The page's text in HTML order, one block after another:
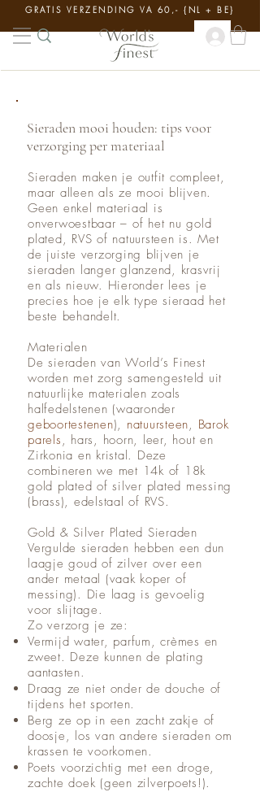
GRATIS VERZENDING VA 60,- {NL + BE}
Sieraden mooi houden: tips voor
verzorging per materiaal
Sieraden maken je outfit compleet,
maar alleen als ze mooi blijven.
Geen enkel materiaal is
onverwoestbaar – of het nu gold
plated, RVS of natuursteen is. Met
de juiste verzorging blijven je
sieraden langer glanzend, krasvrij
en als nieuw. Hieronder lees je
precies hoe je elk type sieraad het
beste behandelt.
Materialen
De sieraden van World’s Finest
worden met zorg samengesteld uit
natuurlijke materialen zoals
halfedelstenen (waaronder
geboortestenen), natuursteen, Barok
parels , hars, hoorn, leer, hout en
Zirkonia en kristal. Deze
combineren we met 14k of 18k
gold plated of silver plated messing
(brass), edelstaal of RVS.
Gold & Silver Plated Sieraden
Vergulde sieraden hebben een dun
laagje goud of zilver over een
ander metaal (vaak koper of
messing). Die laag is gevoelig
voor slijtage.
Zo verzorg je ze:
Vermijd water, parfum, crèmes en
zweet. Deze kunnen de plating
aantasten.
Draag ze niet onder de douche of
tijdens het sporten.
Berg ze op in een zacht zakje of
doosje, los van andere sieraden om
krassen te voorkomen.
Poets voorzichtig met een droge,
zachte doek (geen zilverpoets!).